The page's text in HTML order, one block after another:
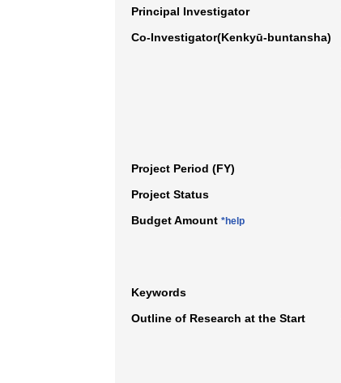
Principal Investigator
Co-Investigator(Kenkyū-buntansha)
Project Period (FY)
Project Status
Budget Amount *help
Keywords
Outline of Research at the Start